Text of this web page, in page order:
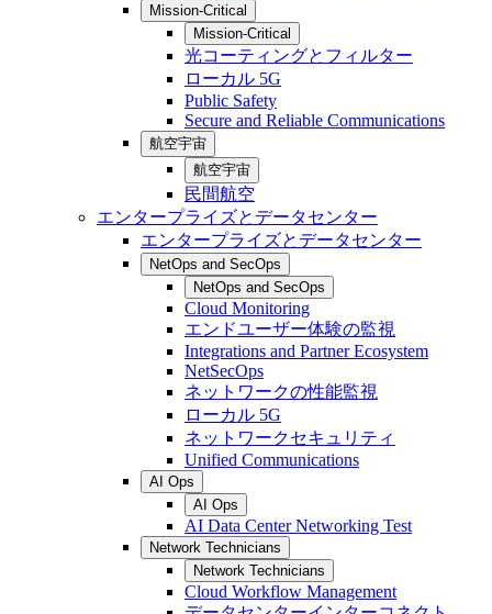
Mission-Critical
Mission-Critical
光コーティングとフィルター
ローカル 5G
Public Safety
Secure and Reliable Communications
航空宇宙
航空宇宙
民間航空
エンタープライズとデータセンター
エンタープライズとデータセンター
NetOps and SecOps
NetOps and SecOps
Cloud Monitoring
エンドユーザー体験の監視
Integrations and Partner Ecosystem
NetSecOps
ネットワークの性能監視
ローカル 5G
ネットワークセキュリティ
Unified Communications
AI Ops
AI Ops
AI Data Center Networking Test
Network Technicians
Network Technicians
Cloud Workflow Management